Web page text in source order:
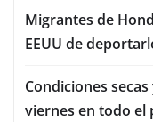
Migrantes de
EEUU de
Condiciones
viernes en todo el